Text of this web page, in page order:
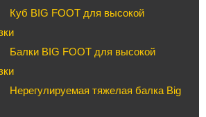
Куб BIG FOOT для высокой
Балки BIG FOOT для высокой
Нерегулируемая тяжелая балка Big